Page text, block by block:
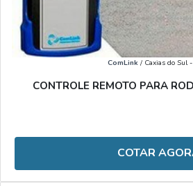
ComLink/ Caxias do Sul
CONTROLE REMOTO PARA
COTAR